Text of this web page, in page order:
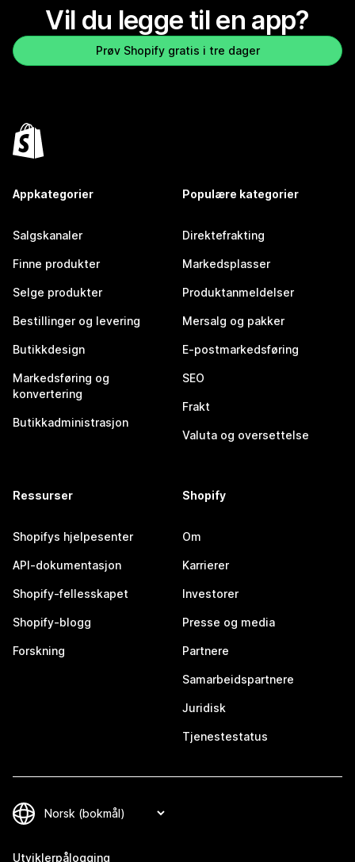
Vil du legge til en app?
Prøv Shopify gratis i tre dager
Appkategorier
Salgskanaler
Finne produkter
Selge produkter
Bestillinger og levering
Butikkdesign
Markedsføring og
konvertering
Butikkadministrasjon
Populære kategorier
Direktefrakting
Markedsplasser
Produktanmeldelser
Mersalg og pakker
E-postmarkedsføring
SEO
Frakt
Valuta og oversettelse
Ressurser
Shopifys hjelpesenter
API-dokumentasjon
Shopify-fellesskapet
Shopify-blogg
Forskning
Shopify
Om
Karrierer
Investorer
Presse og media
Partnere
Samarbeidspartnere
Juridisk
Tjenestestatus
Utviklerpålogging